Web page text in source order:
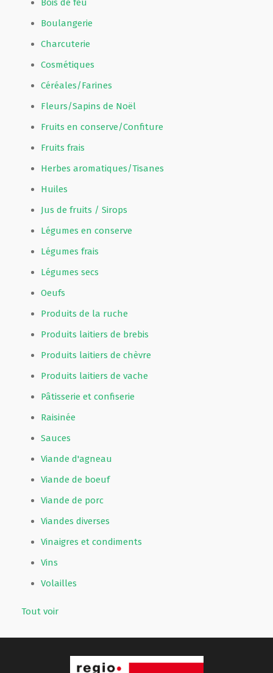
Boulangerie
Charcuterie
Cosmétiques
Céréales/Farines
Fleurs/Sapins de Noël
Fruits en conserve/Confiture
Fruits frais
Herbes aromatiques/Tisanes
Huiles
Jus de fruits / Sirops
Légumes en conserve
Légumes frais
Légumes secs
Oeufs
Produits de la ruche
Produits laitiers de brebis
Produits laitiers de chèvre
Produits laitiers de vache
Pâtisserie et confiserie
Raisinée
Sauces
Viande d'agneau
Viande de boeuf
Viande de porc
Viandes diverses
Vinaigres et condiments
Vins
Volailles
Tout voir